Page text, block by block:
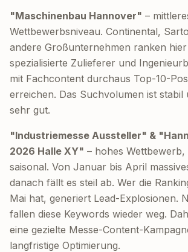
"Maschinenbau Hannover" –
Wettbewerbsniveau. Continental,
andere Großunternehmen ranken
spezialisierte Zulieferer und
mit Fachcontent durchaus Top-10-
erreichen. Das Suchvolumen ist
sehr gut.
"Industriemesse Aussteller" &
2026 Halle XY" – hohes
saisonal. Von Januar bis April
danach fällt es steil ab. Wer die
Mai hat, generiert Lead-Explosionen.
fallen diese Keywords wieder weg.
eine gezielte Messe-Content-
langfristige Optimierung.